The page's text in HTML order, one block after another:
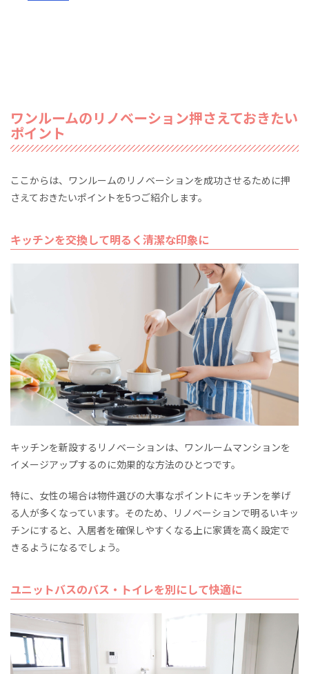
ワンルームのリノベーション押さえておきたい
ポイント
ここからは、ワンルームのリノベーションを成功させるために押
さえておきたいポイントを5つご紹介します。
キッチンを交換して明るく清潔な印象に
キッチンを新設するリノベーションは、ワンルームマンションを
イメージアップするのに効果的な方法のひとつです。
特に、女性の場合は物件選びの大事なポイントにキッチンを挙げ
る人が多くなっています。そのため、リノベーションで明るいキッ
チンにすると、入居者を確保しやすくなる上に家賃を高く設定で
きるようになるでしょう。
ユニットバスのバス・トイレを別にして快適に